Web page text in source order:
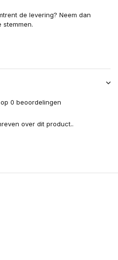
de levering? Neem dan
stemmen.
0 beoordelingen
over dit product..